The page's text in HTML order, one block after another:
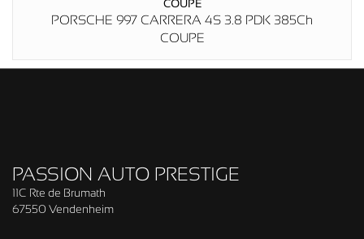
PORSCHE 997 CARRERA 4S 3.8 PDK 385Ch
COUPE
PASSION AUTO PRESTIGE
11C Rte de Brumath
67550 Vendenheim